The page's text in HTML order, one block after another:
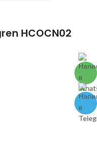
HCOCN02
HCOCN02 Cosy Shoulder